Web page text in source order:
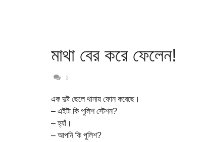
মাথা বের করে ফেলেন!
১
এক দুষ্ট ছেলে থানায় ফোন করেছে।
– এইটা কি পুলিশ স্টেশন?
– হ্যাঁ।
– আপনি কি পুলিশ?